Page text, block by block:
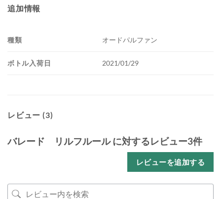
追加情報
種類 オードパルファン
ボトル入荷日 2021/01/29
レビュー (3)
バレード リルフルールに対するレビュー3件
レビューを追加する